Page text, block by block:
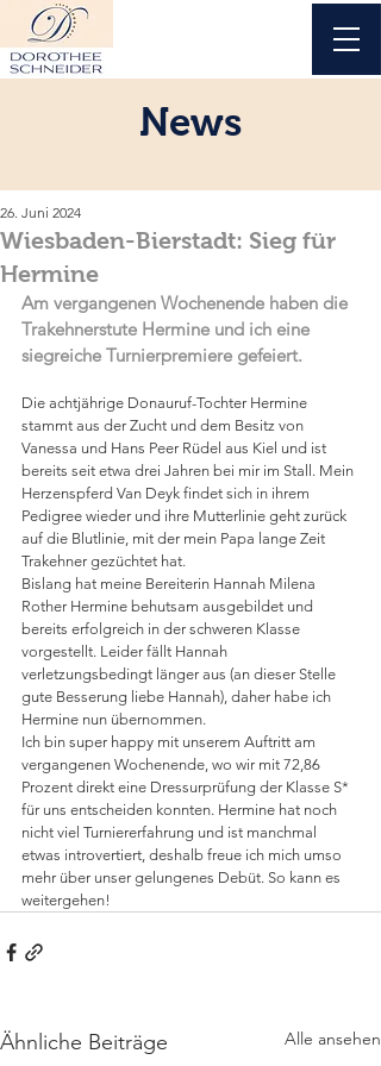
News
Wiesbaden-Bierstadt: Sieg für
Hermine
26. Juni 2024
Am vergangenen Wochenende haben die
Trakehnerstute Hermine und ich eine
siegreiche Turnierpremiere gefeiert.
Die achtjährige Donauruf-Tochter Hermine
stammt aus der Zucht und dem Besitz von
Vanessa und Hans Peer Rüdel aus Kiel und ist
bereits seit etwa drei Jahren bei mir im Stall. Mein
Herzenspferd Van Deyk findet sich in ihrem
Pedigree wieder und ihre Mutterlinie geht zurück
auf die Blutlinie, mit der mein Papa lange Zeit
Trakehner gezüchtet hat.
Bislang hat meine Bereiterin Hannah Milena
Rother Hermine behutsam ausgebildet und
bereits erfolgreich in der schweren Klasse
vorgestellt. Leider fällt Hannah
verletzungsbedingt länger aus (an dieser Stelle
gute Besserung liebe Hannah), daher habe ich
Hermine nun übernommen.
Ich bin super happy mit unserem Auftritt am
vergangenen Wochenende, wo wir mit 72,86
Prozent direkt eine Dressurprüfung der Klasse S*
für uns entscheiden konnten. Hermine hat noch
nicht viel Turniererfahrung und ist manchmal
etwas introvertiert, deshalb freue ich mich umso
mehr über unser gelungenes Debüt. So kann es
weitergehen!
Ähnliche Beiträge Alle ansehen